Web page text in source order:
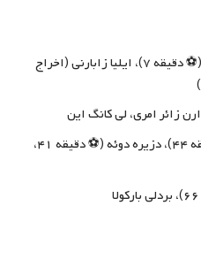
: اشرف حکیمی، ویلیان پاچو (⚽ دقیقه ۷)، ایلیا زابارنی (اخراج
: خویچا کواراتسخلیا (⚽ دقیقه ۴۴)، دزیره دوئه (⚽ دقیقه ۴۱،